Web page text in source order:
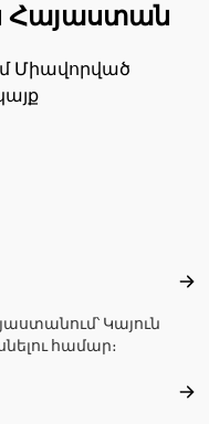
Հայաստան
Միավորված
Կայուն
համար։